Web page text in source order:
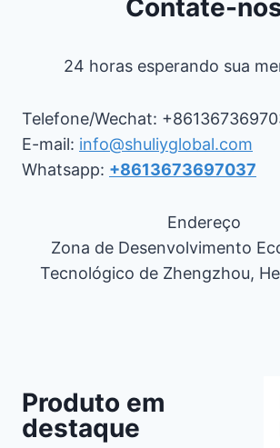
Contate-
24 horas esperando sua
Telefone/Wechat:
E-mail: info@shuliyglobal.com
Whatsapp: +8613673697037
Endereço
Zona de Desenvolvimento
Tecnológico de Zhengzhou,
Produto em
destaque